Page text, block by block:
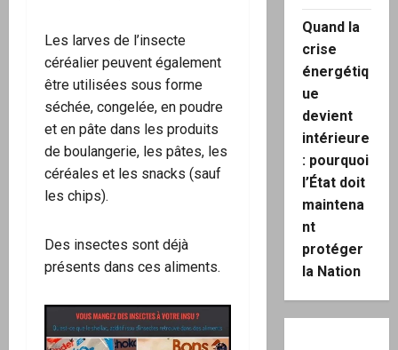
Les larves de l’insecte
céréalier peuvent également
être utilisées sous forme
séchée, congelée, en poudre
et en pâte dans les produits
de boulangerie, les pâtes, les
céréales et les snacks (sauf
les chips).
Des insectes sont déjà
présents dans ces aliments.
Quand la
crise
énergétiq
ue
devient
intérieure
: pourquoi
l’État doit
maintena
nt
protéger
la Nation